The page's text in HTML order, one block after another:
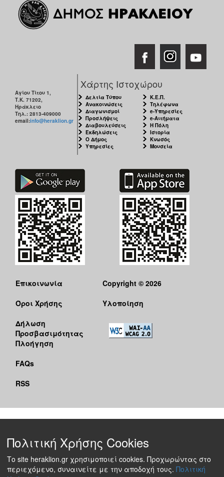
Αγίου Τίτου 1,
Τ.Κ. 71202,
Ηράκλειο
Τηλ.: 2813-409000
email:info@heraklion.gr
Χάρτης Ιστοχώρου
Δελτία Τύπου
Ανακοινώσεις
Διαγωνισμοί
Προσλήψεις
Διαβουλεύσεις
Εκδηλώσεις
Ο Δήμος
Υπηρεσίες
Κ.Ε.Π.
Τηλέφωνα
e-Υπηρεσίες
e-Αιτήματα
Η Πόλη
Ιστορία
Κνωσός
Μουσεία
Επικοινωνία
Όροι Χρήσης
Δήλωση
Προσβασιμότητας
Πλοήγηση
FAQs
RSS
Copyright © 2026
Υλοποίηση
Πολιτική Χρήσης Cookies
Το site heraklion.gr χρησιμοποιεί cookies. Προχωρώντας στο
περιεχόμενο, συναινείτε με την αποδοχή τους. Πολιτική